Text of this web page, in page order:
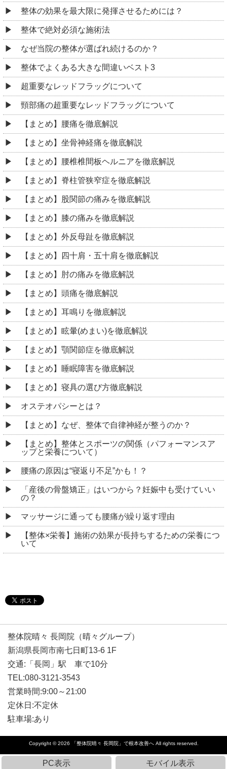
整体の効果を最大限に発揮させるためには？
整体で絶対必須な施術法
なぜ当院の整体が選ばれ続けるのか？
整体でよくある大きな間違いベスト3
超重要なレッドフラッグについて
頸部痛の超重要なレッドフラッグについて
【まとめ】腰痛を徹底解説
【まとめ】坐骨神経痛を徹底解説
【まとめ】腰椎椎間板ヘルニアを徹底解説
【まとめ】脊柱管狭窄症を徹底解説
【まとめ】股関節の痛みを徹底解説
【まとめ】膝の痛みを徹底解説
【まとめ】外反母趾を徹底解説
【まとめ】四十肩・五十肩を徹底解説
【まとめ】肘の痛みを徹底解説
【まとめ】頭痛を徹底解説
【まとめ】耳鳴りを徹底解説
【まとめ】眩暈(めまい)を徹底解説
【まとめ】顎関節症を徹底解説
【まとめ】睡眠障害を徹底解説
【まとめ】寝具の選び方徹底解説
オステオパシーとは？
【まとめ】なぜ、整体で自律神経が整うのか？
【まとめ】整体とスポーツの関係（パフォーマンスア
ップと栄養について）
腰痛の原因は“寝返り不足”かも！？
「産後の骨盤矯正」はいつから？妊娠中も受けていい
の？
マッサージに通っても腰痛が繰り返す理由
【整体×栄養】施術の効果が長持ちするための栄養につ
いて
整体院晴々 長岡院（晴々グループ）
新潟県長岡市南七日町13-6 1F
交通:「長岡」駅 車で10分
TEL:080-3121-3543
営業時間:9:00～21:00
定休日:不定休
駐車場:あり
Copyright © 2026 「整体院晴々 長岡院」で根本改善へAll rights reserved.
PC表示 モバイル表示